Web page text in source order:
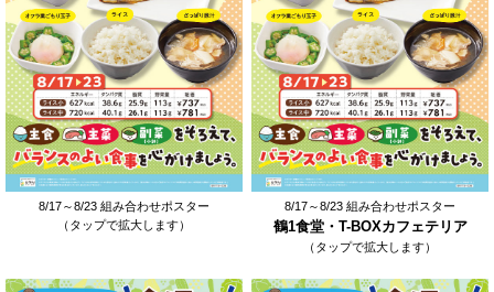
8/17～8/23 組み合わせポスター
（タップで拡大します）
8/17～8/23 組み合わせポスター
鶴1食堂・T-BOXカフェテリア
（タップで拡大します）